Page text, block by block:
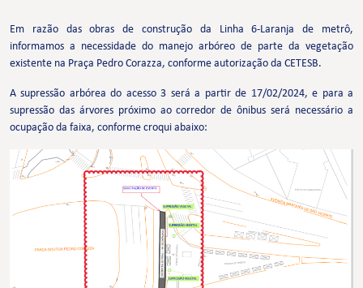
Em razão das obras de construção da Linha 6-Laranja de metrô,
informamos a necessidade do manejo arbóreo de parte da vegetação
existente na Praça Pedro Corazza, conforme autorização da CETESB.
A supressão arbórea do acesso 3 será a partir de 17/02/2024, e para a
supressão das árvores próximo ao corredor de ônibus será necessário a
ocupação da faixa, conforme croqui abaixo: